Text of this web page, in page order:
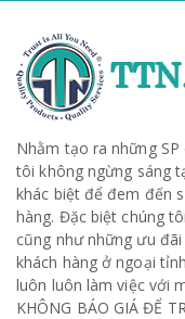
Nhằm tạo ra những
tôi không ngừng sáng
khác biệt để đem đến
hàng. Đặc biệt chúng
cũng như những ưu
khách hàng ở ngoại
luôn luôn làm việc với
KHÔNG BÁO GIÁ ĐỂ